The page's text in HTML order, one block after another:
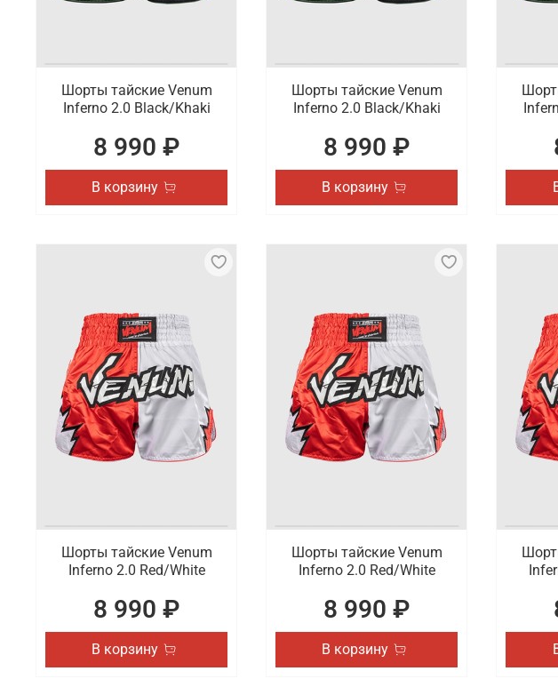
Шорты тайские Venum
Inferno 2.0 Black/Khaki
8 990 ₽
В корзину
Шорты тайские Venum
Inferno 2.0 Black/Khaki
8 990 ₽
В корзину
Шорты тайские Venum
Inferno 2.0 Red/White
8 990 ₽
В корзину
Шорты тайские Venum
Inferno 2.0 Red/White
8 990 ₽
В корзину